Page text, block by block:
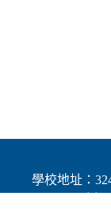
學校地址：